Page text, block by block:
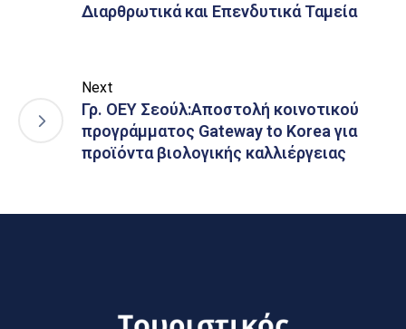
Διαρθρωτικά και Επενδυτικά Ταμεία
Next
Γρ. ΟΕΥ Σεούλ:Αποστολή κοινοτικού
προγράμματος Gateway to Korea για
προϊόντα βιολογικής καλλιέργειας